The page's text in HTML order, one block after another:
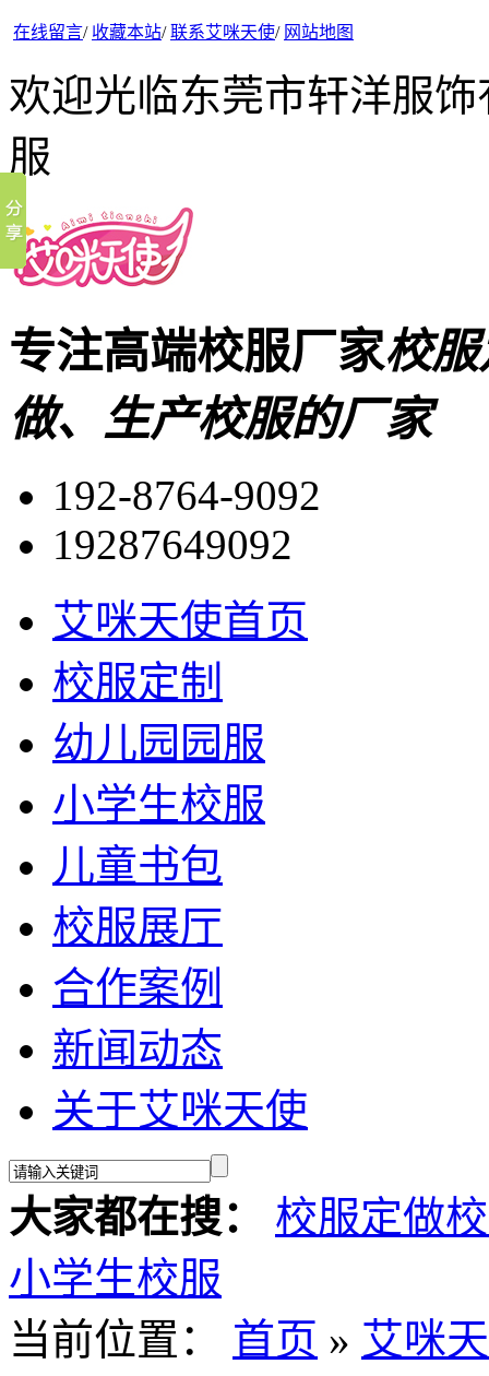
在线留言/ 收藏本站/联系艾咪天使/ 网站地图
欢迎光临东莞市轩洋服
服
专注高端校服厂家校
做、生产校服的厂家
192-8764-9092
19287649092
艾咪天使首页
校服定制
幼儿园园服
小学生校服
儿童书包
校服展厅
合作案例
新闻动态
关于艾咪天使
大家都在搜： 校服定做
小学生校服
当前位置：
首页 » 艾咪